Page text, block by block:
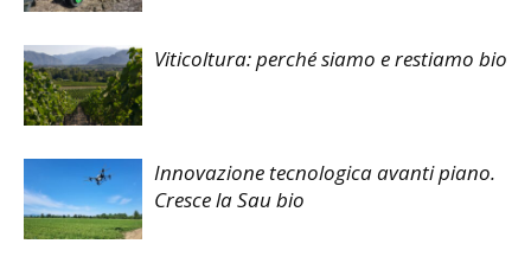
Viticoltura: perché siamo e restiamo bio
Innovazione tecnologica avanti piano.
Cresce la Sau bio